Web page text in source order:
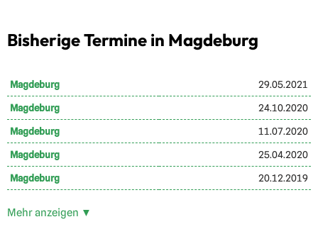
Bisherige Termine in Magdeburg
Magdeburg 29.05.2021
Magdeburg 24.10.2020
Magdeburg 11.07.2020
Magdeburg 25.04.2020
Magdeburg 20.12.2019
Mehr anzeigen ▼